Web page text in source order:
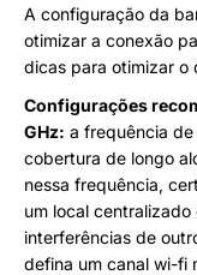
A configuração da
otimizar a conexão
dicas para otimizar o
Configurações
GHz: a frequência
cobertura de longo
nessa frequência,
um local
interferências de
defina um canal wi-fi